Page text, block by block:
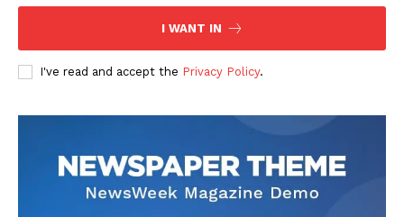
I WANT IN
I've read and accept the Privacy Policy.